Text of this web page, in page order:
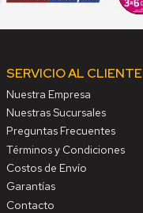
SERVICIO AL CLIENTE
Nuestra Empresa
Nuestras Sucursales
Preguntas Frecuentes
Términos y Condiciones
Costos de Envío
Garantías
Contacto